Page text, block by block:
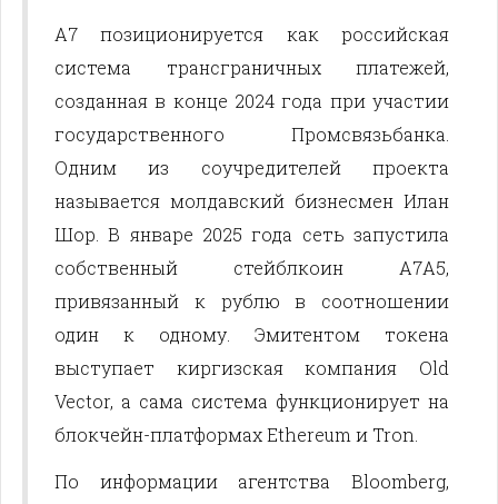
A7 позиционируется как российская
система трансграничных платежей,
созданная в конце 2024 года при участии
государственного Промсвязьбанка.
Одним из соучредителей проекта
называется молдавский бизнесмен Илан
Шор. В январе 2025 года сеть запустила
собственный стейблкоин A7A5,
привязанный к рублю в соотношении
один к одному. Эмитентом токена
выступает киргизская компания Old
Vector, а сама система функционирует на
блокчейн-платформах Ethereum и Tron.
По информации агентства Bloomberg,